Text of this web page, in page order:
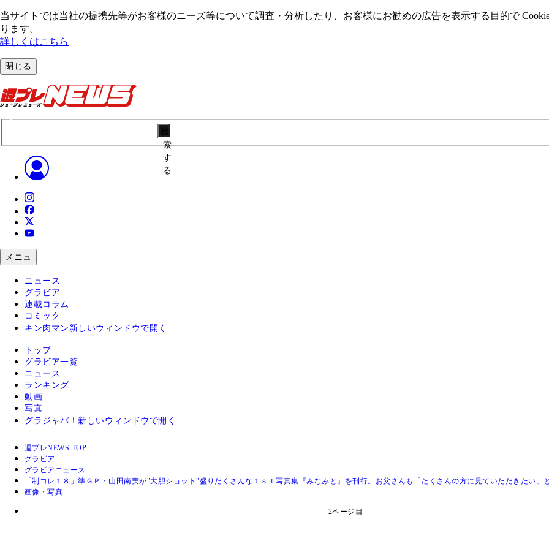
当サイトでは当社の提携先等がお客様のニーズ等について調査・分析したり、お客様にお勧めの広告を表⽰する⽬的で
ります。
詳しくはこちら
閉じる
索
す
る
メニュ
ニュース
グラビア
連載コラム
コミック
キン肉マン 新しいウィンドウで開く
トップ
グラビア一覧
ニュース
ランキング
動画
写真
グラジャパ！ 新しいウィンドウで開く
週プレNEWS TOP
グラビア
グラビアニュース
「制コレ１８」準ＧＰ・山田南実が"大胆ショット"盛りだくさんな１ｓｔ写真集『みなみと』を刊行。お父さんも「たくさんの方に見ていただきたい」
画像・写真
2ページ目